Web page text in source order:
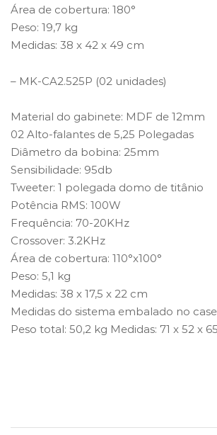
Área de cobertura: 180°
Peso: 19,7 kg
Medidas: 38 x 42 x 49 cm
– MK-CA2.525P (02 unidades)
Material do gabinete: MDF de 12mm
02 Alto-falantes de 5,25 Polegadas
Diâmetro da bobina: 25mm
Sensibilidade: 95db
Tweeter: 1 polegada domo de titânio
Potência RMS: 100W
Frequência: 70-20KHz
Crossover: 3.2KHz
Área de cobertura: 110°x100°
Peso: 5,1 kg
Medidas: 38 x 17,5 x 22 cm
Medidas do sistema embalado no
Peso total: 50,2 kg Medidas: 71 x 52 x